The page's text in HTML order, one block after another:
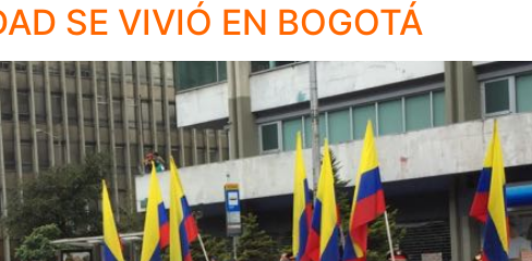
SE VIVIÓ EN BOGOTÁ